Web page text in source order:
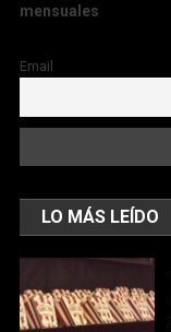
mensuales
Email
LO MÁS LEÍDO